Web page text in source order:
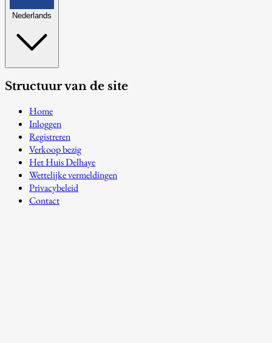
Nederlands
Structuur van de site
Home
Inloggen
Registreren
Verkoop bezig
Het Huis Delhaye
Wettelijke vermeldingen
Privacybeleid
Contact